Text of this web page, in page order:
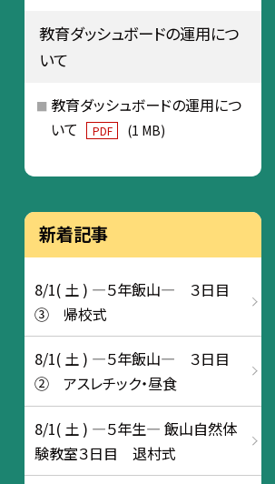
教育ダッシュボードの運用につ
いて
教育ダッシュボードの運用につ
いて
PDF (1 MB)
新着記事
8/1( 土 ) ―５年飯山― ３日目
③ 帰校式
8/1( 土 ) ―５年飯山― ３日目
② アスレチック・昼食
8/1( 土 ) ―５年生― 飯山自然体
験教室３日目 退村式